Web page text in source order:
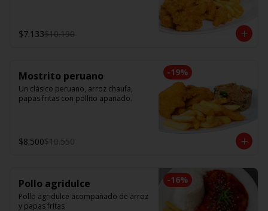
$7.133$10.190
-19%
Mostrito peruano
Un clásico peruano, arroz chaufa,
papas fritas con pollito apanado.
$8.500$10.550
-16%
Pollo agridulce
Pollo agridulce acompañado de arroz
y papas fritas